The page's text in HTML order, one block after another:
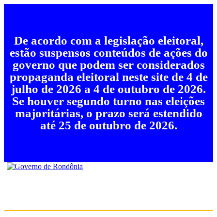
De acordo com a legislação eleitoral,
estão suspensos conteúdos de ações do
governo que podem ser considerados
propaganda eleitoral neste site de 4 de
julho de 2026 a 4 de outubro de 2026.
Se houver segundo turno nas eleições
majoritárias, o prazo será estendido
até 25 de outubro de 2026.